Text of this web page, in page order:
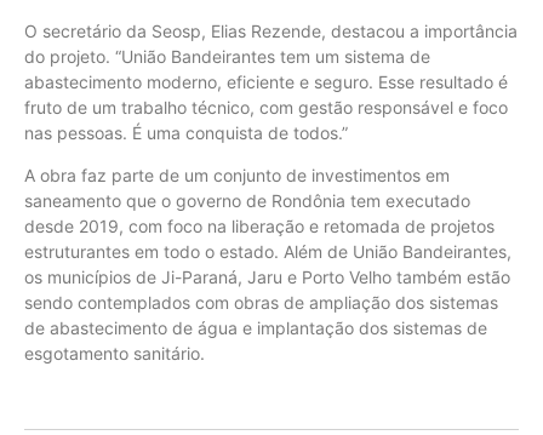
O secretário da Seosp, Elias Rezende, destacou a importância
do projeto. “União Bandeirantes tem um sistema de
abastecimento moderno, eficiente e seguro. Esse resultado é
fruto de um trabalho técnico, com gestão responsável e foco
nas pessoas. É uma conquista de todos.”
A obra faz parte de um conjunto de investimentos em
saneamento que o governo de Rondônia tem executado
desde 2019, com foco na liberação e retomada de projetos
estruturantes em todo o estado. Além de União Bandeirantes,
os municípios de Ji-Paraná, Jaru e Porto Velho também estão
sendo contemplados com obras de ampliação dos sistemas
de abastecimento de água e implantação dos sistemas de
esgotamento sanitário.